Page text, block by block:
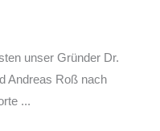
unser Gründer Dr.
Andreas Roß nach